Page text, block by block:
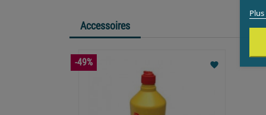
Accessoires
favorite
-49%